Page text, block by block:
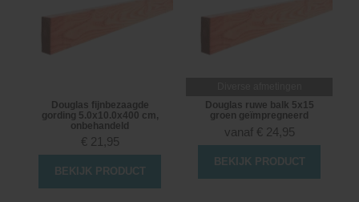
Douglas fijnbezaagde
gording 5.0x10.0x400 cm,
onbehandeld
€ 21,95
BEKIJK PRODUCT
Douglas ruwe balk 5x15
groen geïmpregneerd
vanaf € 24,95
BEKIJK PRODUCT